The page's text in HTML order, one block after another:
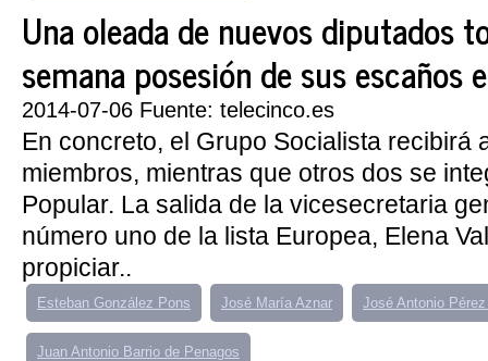
Una oleada de nuevos diputados
semana posesión de sus escaños
2014-07-06 Fuente: telecinco.es
En concreto, el Grupo Socialista recibirá
miembros, mientras que otros dos se
Popular. La salida de la vicesecretaria
número uno de la lista Europea, Elena
propiciar..
Esteban González Pons José María Aznar José Antonio
Juan Antonio Barrio de Penagos